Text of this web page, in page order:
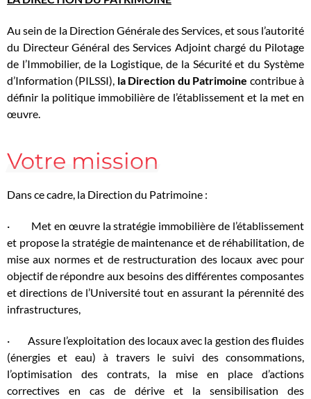
Au sein de la Direction Générale des Services, et sous l’autorité
du Directeur Général des Services Adjoint chargé du Pilotage
de l’Immobilier, de la Logistique, de la Sécurité et du Système
d’Information (PILSSI), la Direction du Patrimoine contribue à
définir la politique immobilière de l’établissement et la met en
œuvre.
Votre mission
Dans ce cadre, la Direction du Patrimoine :
· Met en œuvre la stratégie immobilière de l’établissement
et propose la stratégie de maintenance et de réhabilitation, de
mise aux normes et de restructuration des locaux avec pour
objectif de répondre aux besoins des différentes composantes
et directions de l’Université tout en assurant la pérennité des
infrastructures,
· Assure l’exploitation des locaux avec la gestion des fluides
(énergies et eau) à travers le suivi des consommations,
l’optimisation des contrats, la mise en place d’actions
correctives en cas de dérive et la sensibilisation des